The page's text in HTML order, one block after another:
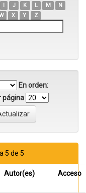
I J K L M
N
X Y Z
En orden:
página
5 de 5
Autor(es) Acceso